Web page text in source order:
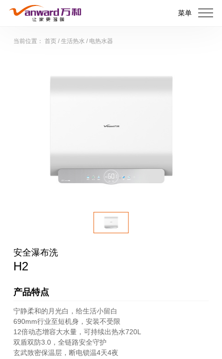
菜单
当前位置： 首页/ 生活热水 / 电热水器
安全瀑布洗
H2
产品特点
宁静柔和的月光白，给生活小留白
690mm行业至短机身，安装不受限
12倍动态增容大水量，可持续出热水720L
双盾双防3.0，全链路安全守护
玄武致密保温层，断电锁温4天4夜